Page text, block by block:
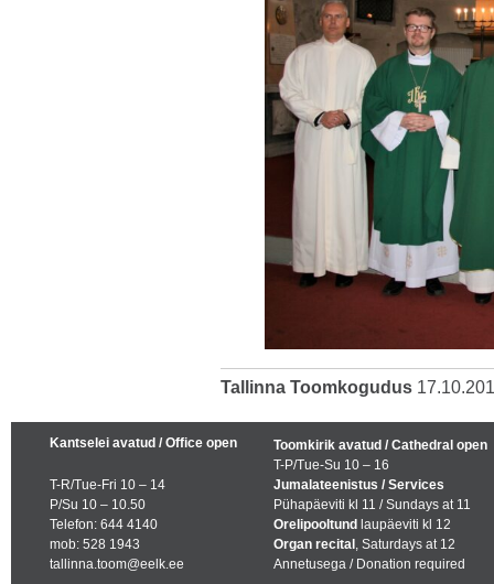
Tallinna Toomkogudus
Kantselei avatud / Office open
T-R/Tue-Fri 10 – 14
P/Su 10 – 10.50
Telefon: 644 4140
mob: 528 1943
tallinna.toom@eelk.ee
Toomkirik avatud / Cathedral open
T-P/Tue-Su 10 – 16
Jumalateenistus / Services
Pühapäeviti kl 11 / Sundays at 11
Orelipooltund laupäeviti kl 12
Organ recital , Saturdays at 12
Annetusega / Donation required